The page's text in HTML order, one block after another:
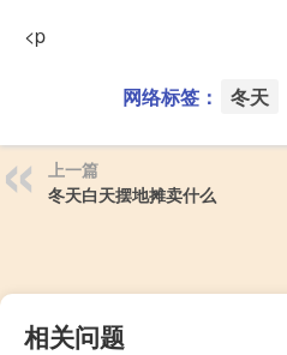
<p
网络标签： 冬天
上一篇
冬天白天摆地摊卖什么
相关问题